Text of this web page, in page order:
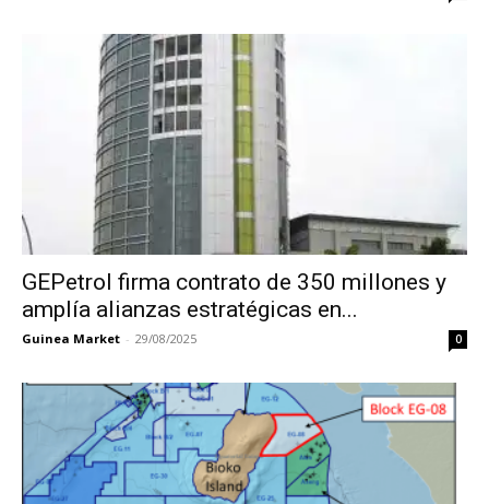
GEPetrol firma contrato de 350 millones y
amplía alianzas estratégicas en...
Guinea Market - 29/08/2025 0